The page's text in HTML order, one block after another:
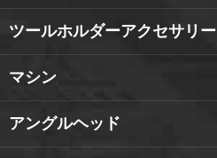
ツールホルダーアクセサリー
マシン
アングルヘッド